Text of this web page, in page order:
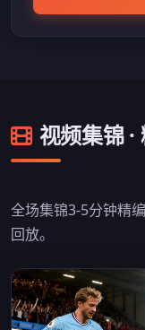
视频集锦
全场集锦3-5分钟精
回放。